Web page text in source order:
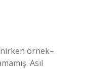
örnek–
Asıl